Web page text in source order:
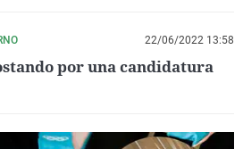
22/06/2022 13:58
por una candidatura